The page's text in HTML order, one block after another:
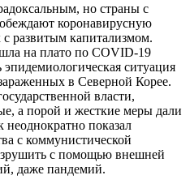
но страны с
коронавирусную
развитым капитализмом.
на плато по COVID-19
ситуация
в Северной Корее.
власти,
а порой и жесткие меры дали
неоднократно показал
с коммунистической
с помощью внешней
даже пандемий.